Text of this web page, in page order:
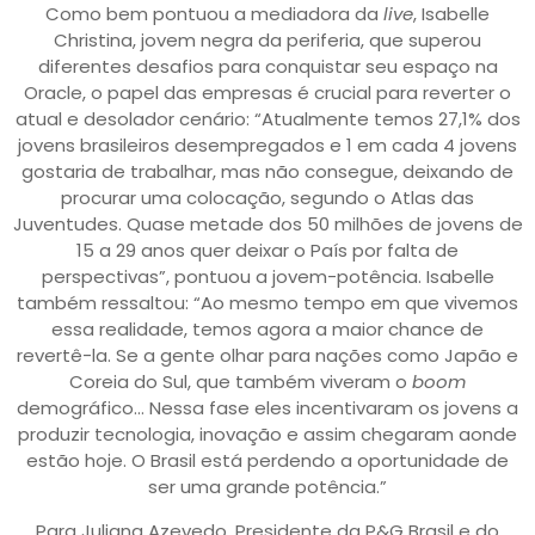
Como bem pontuou a mediadora da live, Isabelle
Christina, jovem negra da periferia, que superou
diferentes desafios para conquistar seu espaço na
Oracle, o papel das empresas é crucial para reverter o
atual e desolador cenário: “Atualmente temos 27,1% dos
jovens brasileiros desempregados e 1 em cada 4 jovens
gostaria de trabalhar, mas não consegue, deixando de
procurar uma colocação, segundo o Atlas das
Juventudes. Quase metade dos 50 milhões de jovens de
15 a 29 anos quer deixar o País por falta de
perspectivas”, pontuou a jovem-potência. Isabelle
também ressaltou: “Ao mesmo tempo em que vivemos
essa realidade, temos agora a maior chance de
revertê-la. Se a gente olhar para nações como Japão e
Coreia do Sul, que também viveram o boom
demográfico… Nessa fase eles incentivaram os jovens a
produzir tecnologia, inovação e assim chegaram aonde
estão hoje. O Brasil está perdendo a oportunidade de
ser uma grande potência.”